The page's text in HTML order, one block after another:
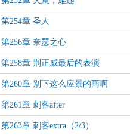
第254章 圣人
第256章 奈瑟之心
第258章 荆正威最后的表演
第260章 别下这么应景的雨啊
第261章 刺客after
第263章 刺客extra（2/3）